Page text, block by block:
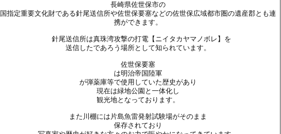
長崎県佐世保市の
国指定重要文化財である針尾送信所や佐世保要塞などの佐世保広域都市圏の遺産郡とも連
携ができます。
針尾送信所は真珠湾攻撃の打電【ニイタカヤマノボレ】を
送信したであろう場所として知られています。
佐世保要塞
は明治帝国陸軍
が弾薬庫等で使用していた歴史があり
現在は緑地公園と一体化し
観光地となっております。
また川棚には片島魚雷発射試験場がそのまま
保存されており